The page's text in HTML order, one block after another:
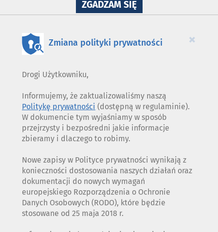
ZGADZAM SIĘNA
WYKORZYSTANIE
×
Zmiana polityki prywatności
Drogi Użytkowniku,
Informujemy, że zaktualizowaliśmy naszą
Politykę prywatności (dostępną w regulaminie).
W dokumencie tym wyjaśniamy w sposób
przejrzysty i bezpośredni jakie informacje
zbieramy i dlaczego to robimy.
Nowe zapisy w Polityce prywatności wynikają z
konieczności dostosowania naszych działań oraz
dokumentacji do nowych wymagań
europejskiego Rozporządzenia o Ochronie
Danych Osobowych (RODO), które będzie
stosowane od 25 maja 2018 r.